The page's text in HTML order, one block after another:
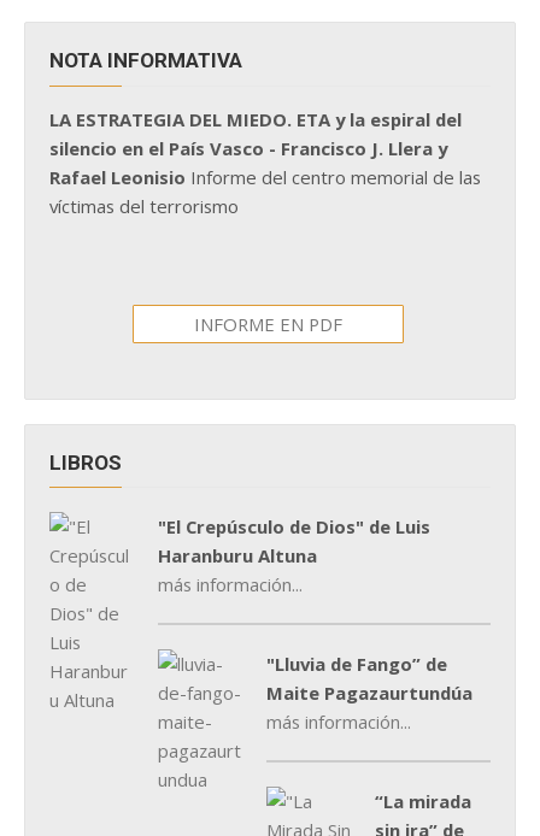
NOTA INFORMATIVA
LA ESTRATEGIA DEL MIEDO. ETA y la espiral del
silencio en el País Vasco - Francisco J. Llera y
Rafael Leonisio Informe del centro memorial de las
víctimas del terrorismo
INFORME EN PDF
LIBROS
"El Crepúsculo de Dios" de Luis
Haranburu Altuna
más información...
"Lluvia de Fango” de
Maite Pagazaurtundúa
más información...
“La mirada
sin ira” de